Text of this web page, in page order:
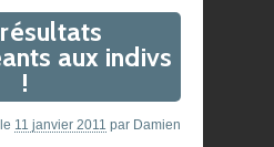
aux indivs
!
11 janvier 2011 par Damien